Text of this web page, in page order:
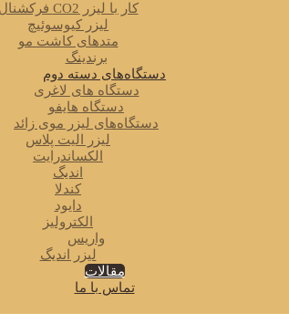
کار با لیزر CO2 فرکشنال
لیزر کیوسوئیچ
متدهای کاشت مو
برندینگ
دستگاه‌های دسته دوم
دستگاه های لاغری
دستگاه هایفو
دستگاه‌های لیزر موی زائد
لیزر الیت پلاس
الکساندرایت
اندیگ
کندلا
دایود
الکترولیز
واریس
لیزر اندیگ
مقالات
تماس با ما